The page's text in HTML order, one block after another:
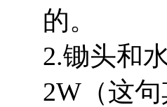
的。
2.锄头和
2W（这